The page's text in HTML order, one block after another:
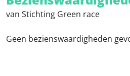
van Stichting Green race
Geen bezienswaardigheden